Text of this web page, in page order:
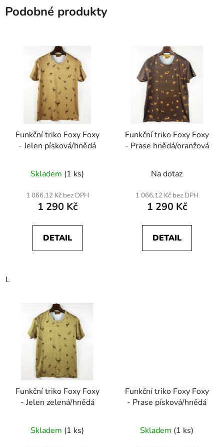
Podobné produkty
Funkční triko Foxy Foxy
- Jelen písková/hnědá
Skladem (1 ks)
1 066,12 Kč bez DPH
1 290 Kč
DETAIL
L
Funkční triko Foxy Foxy
- Prase hnědá/oranžová
Na dotaz
1 066,12 Kč bez DPH
1 290 Kč
DETAIL
Funkční triko Foxy Foxy
- Jelen zelená/hnědá
Skladem (1 ks)
Funkční triko Foxy Foxy
- Prase písková/hnědá
Skladem (1 ks)